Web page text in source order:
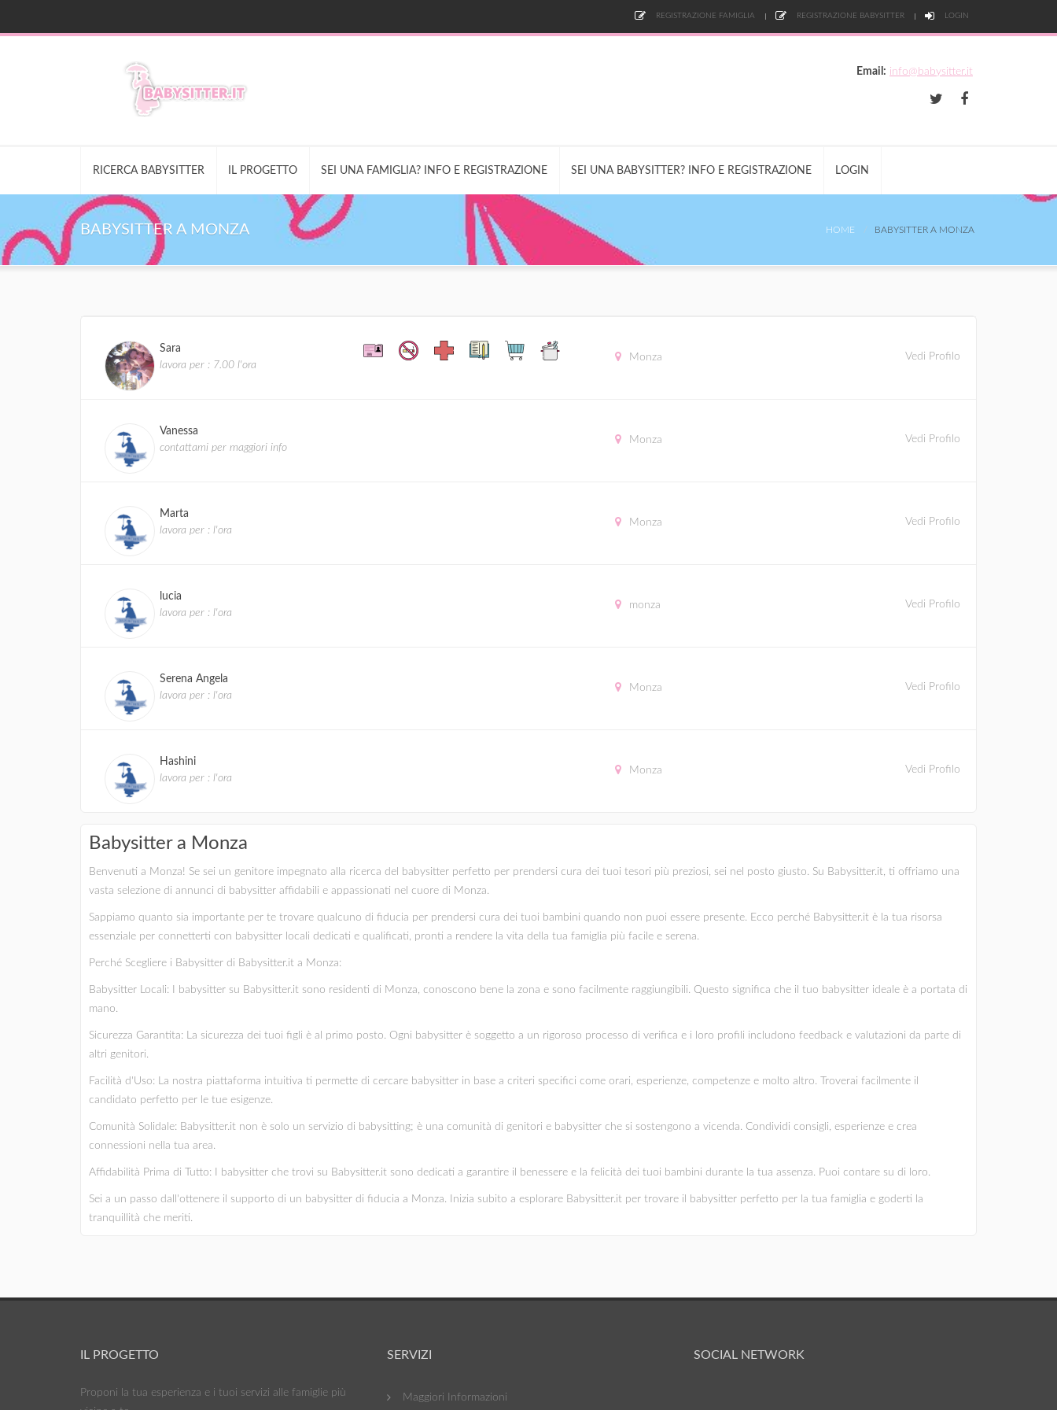
REGISTRAZIONE FAMIGLIA REGISTRAZIONE BABYSITTER LOGIN
Email: info@babysitter.it
RICERCA BABYSITTER IL PROGETTO SEI UNA FAMIGLIA? INFO E REGISTRAZIONE SEI UNA BABYSITTER? INFO E REGISTRAZIONE LOGIN
BABYSITTER A MONZA HOME BABYSITTER A MONZA
Sara
lavora per : 7.00 l'ora
Monza Vedi Profilo
Vanessa
contattami per maggiori info
Monza Vedi Profilo
Marta
lavora per : l'ora
Monza Vedi Profilo
lucia
lavora per : l'ora
monza Vedi Profilo
Serena Angela
lavora per : l'ora
Monza Vedi Profilo
Hashini
lavora per : l'ora
Monza Vedi Profilo
Babysitter a Monza
Benvenuti a Monza! Se sei un genitore impegnato alla ricerca del babysitter perfetto per prendersi cura dei tuoi tesori più preziosi, sei nel posto giusto. Su Babysitter.it, ti offriamo una
vasta selezione di annunci di babysitter affidabili e appassionati nel cuore di Monza.
Sappiamo quanto sia importante per te trovare qualcuno di fiducia per prendersi cura dei tuoi bambini quando non puoi essere presente. Ecco perché Babysitter.it è la tua risorsa
essenziale per connetterti con babysitter locali dedicati e qualificati, pronti a rendere la vita della tua famiglia più facile e serena.
Perché Scegliere i Babysitter di Babysitter.it a Monza:
Babysitter Locali: I babysitter su Babysitter.it sono residenti di Monza, conoscono bene la zona e sono facilmente raggiungibili. Questo significa che il tuo babysitter ideale è a portata di
mano.
Sicurezza Garantita: La sicurezza dei tuoi figli è al primo posto. Ogni babysitter è soggetto a un rigoroso processo di verifica e i loro profili includono feedback e valutazioni da parte di
altri genitori.
Facilità d'Uso: La nostra piattaforma intuitiva ti permette di cercare babysitter in base a criteri specifici come orari, esperienze, competenze e molto altro. Troverai facilmente il
candidato perfetto per le tue esigenze.
Comunità Solidale: Babysitter.it non è solo un servizio di babysitting; è una comunità di genitori e babysitter che si sostengono a vicenda. Condividi consigli, esperienze e crea
connessioni nella tua area.
Affidabilità Prima di Tutto: I babysitter che trovi su Babysitter.it sono dedicati a garantire il benessere e la felicità dei tuoi bambini durante la tua assenza. Puoi contare su di loro.
Sei a un passo dall'ottenere il supporto di un babysitter di fiducia a Monza. Inizia subito a esplorare Babysitter.it per trovare il babysitter perfetto per la tua famiglia e goderti la
tranquillità che meriti.
IL PROGETTO
Proponi la tua esperienza e i tuoi servizi alle famiglie più
SERVIZI
Maggiori Informazioni
SOCIAL NETWORK